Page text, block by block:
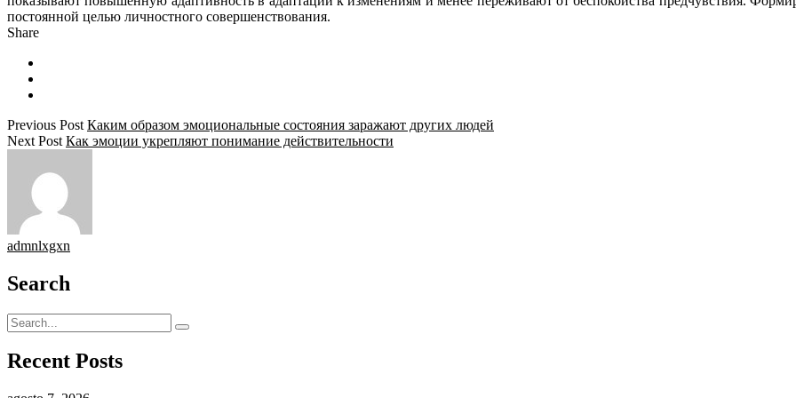
постоянной целью личностного совершенствования.
Share
Previous Post Каким образом эмоциональные состояния заражают других людей
Next Post Как эмоции укрепляют понимание действительности
admnlxgxn
Search
Recent Posts